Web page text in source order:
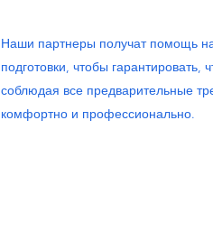
Наши партнеры получат помощь
подготовки, чтобы гарантировать,
соблюдая все предварительные
комфортно и профессионально.